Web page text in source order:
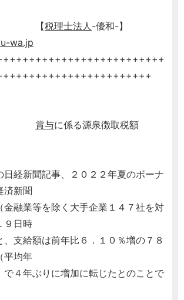
税理士法人-優和-】
wa.jp
賞与に係る源泉徴取税額
経新聞記事、２０２２年夏のボーナ
済新聞
金融業等を除く大手企業１４７社を対
９日時
、支給額は前年比６．１０％増の７８
平均年
で４年ぶりに増加に転じたとのことで